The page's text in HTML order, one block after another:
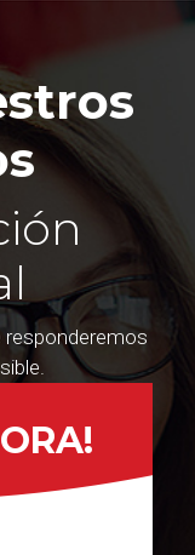
responderemos